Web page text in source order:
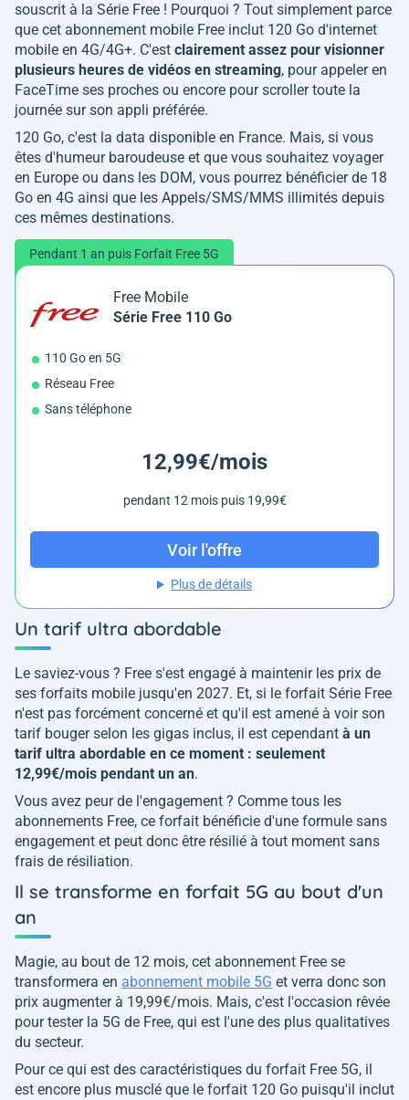
souscrit à la Série Free ! Pourquoi ? Tout simplement parce
que cet abonnement mobile Free inclut 120 Go d'internet
mobile en 4G/4G+. C'est clairement assez pour visionner
plusieurs heures de vidéos en streaming, pour appeler en
FaceTime ses proches ou encore pour scroller toute la
journée sur son appli préférée.
120 Go, c'est la data disponible en France. Mais, si vous
êtes d'humeur baroudeuse et que vous souhaitez voyager
en Europe ou dans les DOM, vous pourrez bénéficier de 18
Go en 4G ainsi que les Appels/SMS/MMS illimités depuis
ces mêmes destinations.
Pendant 1 an puis Forfait Free 5G
Free Mobile
Série Free 110 Go
110 Go en 5G
Réseau Free
Sans téléphone
12,99€/mois
pendant 12 mois puis 19,99€
Voir l'offre
Plus de détails
Un tarif ultra abordable
Le saviez-vous ? Free s'est engagé à maintenir les prix de
ses forfaits mobile jusqu'en 2027. Et, si le forfait Série Free
n'est pas forcément concerné et qu'il est amené à voir son
tarif bouger selon les gigas inclus, il est cependant à un
tarif ultra abordable en ce moment : seulement
12,99€/mois pendant un an.
Vous avez peur de l'engagement ? Comme tous les
abonnements Free, ce forfait bénéficie d'une formule sans
engagement et peut donc être résilié à tout moment sans
frais de résiliation.
Il se transforme en forfait 5G au bout d'un
an
Magie, au bout de 12 mois, cet abonnement Free se
transformera en abonnement mobile 5G et verra donc son
prix augmenter à 19,99€/mois. Mais, c'est l'occasion rêvée
pour tester la 5G de Free, qui est l'une des plus qualitatives
du secteur.
Pour ce qui est des caractéristiques du forfait Free 5G, il
est encore plus musclé que le forfait 120 Go puisqu'il inclut